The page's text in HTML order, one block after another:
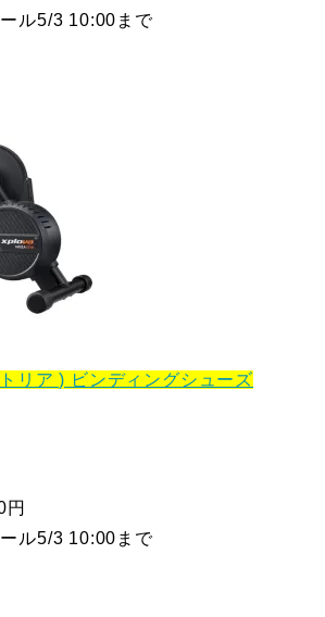
ル5/3 10:00まで
リア ) ビンディングシューズ
ル5/3 10:00まで